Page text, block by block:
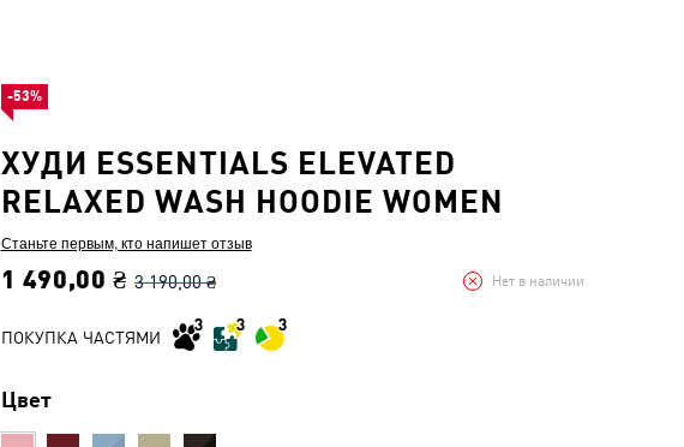
ХУДИ ESSENTIALS ELEVATED
RELAXED WASH HOODIE WOMEN
Станьте первым, кто напишет отзыв
1 490,00 ₴ 3 190,00 ₴ Нет в наличии
ПОКУПКА ЧАСТЯМИ
Цвет
-53%